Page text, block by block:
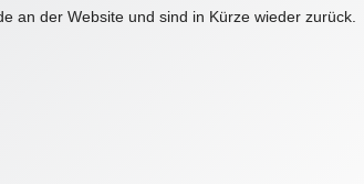
an der Website und sind in Kürze wieder zurück.